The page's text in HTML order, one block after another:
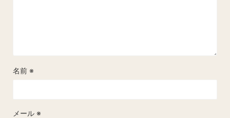
名前 ※
メール ※